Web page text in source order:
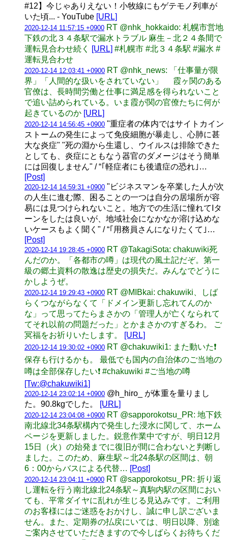
#12】今じゃありえない！小牧線にもゲテモノ列車が
いた頃... - YouTube [URL]
2020-12-14 11:57:15 +0900 RT @nhk_hokkaido: 札幌市営地
下鉄の北３４条駅で漏水トラブル 麻生－北２４条間で
運転見合わせ続く
[URL] #札幌市 #北３４条駅 #漏水 #
運転見合わせ
2020-12-14 12:03:41 +0900 RT @nhk_news: 「仕事量が限
界」「人間的な扱いをされていない」 霞ヶ関のある
官僚は、長時間労働と仕事に満足感を得られないこと
で追い詰められている。いま霞が関の官僚たちに何が
起きているのか [URL]
2020-12-14 14:56:45 +0900 "重症者の体内ではサイトカイン
ストームの発生によって免疫細胞が暴走し、心肺に甚
大な炎症" "死の淵から生還し、ウイルスは排除できた
としても、炎症にともなう器官のダメージはそう簡単
には回復しません" / “｢軽症者にも後遺症の恐れ｣…
[Post]
2020-12-14 14:59:31 +0900 "ビジネスマンを卒業した人が次
の人生に進む際、困ることの一つは自分の居場所が容
易には見つけられないこと。地方での生活に憧れてIタ
ーンをしたは良いが、地域社会になかなか溶け込めな
いケースもよく聞く" / “｢用務員さんになりたくて｣…
[Post]
2020-12-14 19:28:45 +0900 RT @TakagiSota: chakuwiki死
んだのか。「各都市の噂」は現代の風土記だぞ。第一
級の郷土資料の散逸は歴史の損失だ。みんなでどうに
かしようぜ。
2020-12-14 19:29:43 +0900 RT @MIBkai: chakuwiki、しば
らくつながらなくて「ドメイン更新し忘れてんのか
な」って思ってたらまさかの「管理人が亡くなられて
てそれ以前の問題だった」とかまさかのすぎるわ。 ご
冥福をお祈りいたします。
[URL]
2020-12-14 19:30:02 +0900 RT @chakuwiki1: また動いた❗
保存も行けるかも。 最低でも国内の自治体のご当地の
噂は全部保存したい❗ #chakuwiki #ご当地の噂
[Tw:@chakuwiki1]
2020-12-14 23:02:14 +0900 @h_hiro_ が体重を量りまし
た。90.8kgでした。
[URL]
2020-12-14 23:04:08 +0900 RT @sapporokotsu_PR: 地下鉄
南北線北34条駅構内で発生した浸水に関して、ホーム
ページを更新しました。鋭意作業中ですが、明日12月
15日（火）の始発までに復旧が間に合わないと判断し
ました。このため、麻生駅～北24条駅の区間は、朝
6：00からバスによる代替… [Post]
2020-12-14 23:04:11 +0900 RT @sapporokotsu_PR: 折り返
し運転を行う南北線北24条駅～真駒内駅の区間におい
ても、平常ダイヤに乱れが生じる見込みです。ご利用
のお客様にはご迷惑をおかけし、誠に申し訳ございま
せん。また、定期券の払戻にいては、明日以降、別途
ご案内させていただきますので今しばらくお待ちくだ